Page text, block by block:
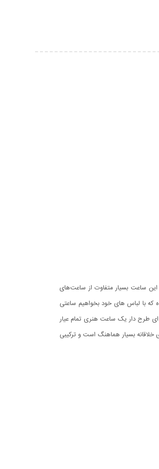
ساعت بسیار متفاوت از ساعت‌های
با لباس های خود بخواهیم ساعتی
ای طرح دار یک ساعت هنری تمام عیار
بسیار هماهنگ است و ترکیبی